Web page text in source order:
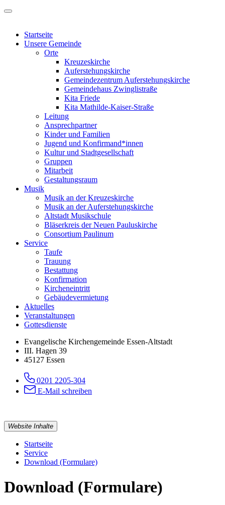
Startseite
Unsere Gemeinde
Orte
Kreuzeskirche
Auferstehungskirche
Gemeindezentrum Auferstehungskirche
Gemeindehaus Zwinglistraße
Kita Friede
Kita Mathilde-Kaiser-Straße
Leitung
Ansprechpartner
Kinder und Familien
Jugend und Konfirmand*innen
Kultur und Stadtgesellschaft
Gruppen
Mitarbeit
Gestaltungsraum
Musik
Musik an der Kreuzeskirche
Musik an der Auferstehungskirche
Altstadt Musikschule
Bläserkreis der Neuen Pauluskirche
Consortium Paulinum
Service
Taufe
Trauung
Bestattung
Konfirmation
Kircheneintritt
Gebäudevermietung
Aktuelles
Veranstaltungen
Gottesdienste
Evangelische Kirchengemeinde Essen-Altstadt
III. Hagen 39
45127 Essen
0201 2205-304
E-Mail schreiben
Website Inhalte
Startseite
Service
Download (Formulare)
Download (Formulare)